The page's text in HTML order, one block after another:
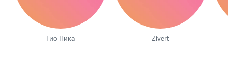
Гио Пика Zivert